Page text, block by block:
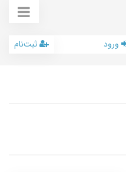
ورود ثبت‌نام